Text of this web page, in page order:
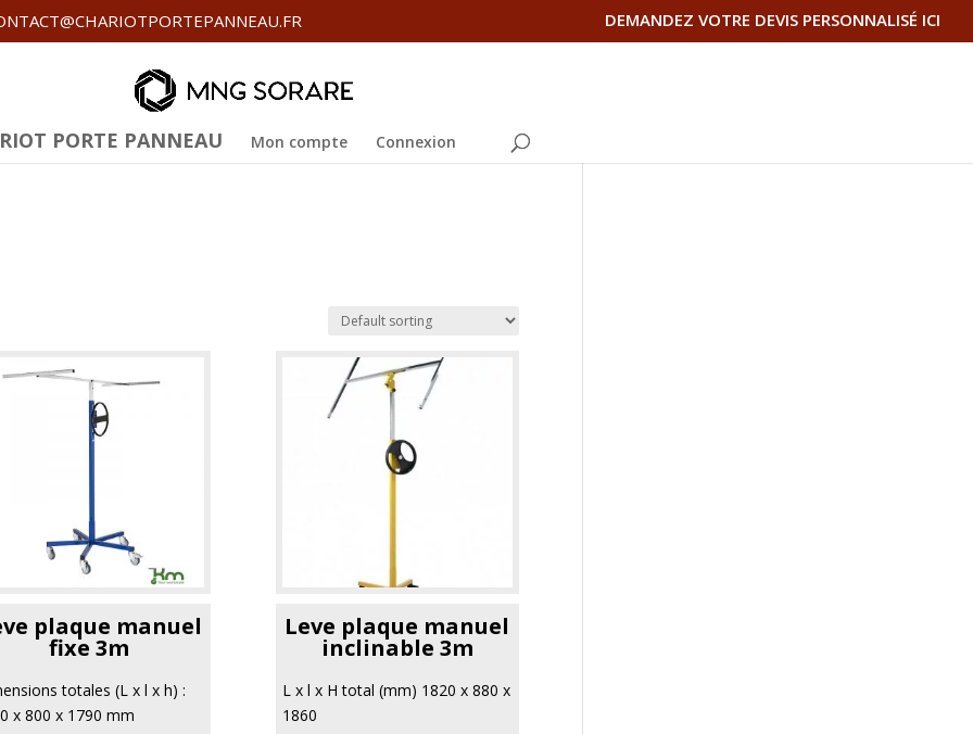
DEMANDEZ VOTRE DEVIS PERSONNALISÉ ICI
PORTE PANNEAU Mon compte Connexion
plaque manuel
fixe 3m
totales (L x l x h) :
x 800 x 1790 mm
Leve plaque manuel
inclinable 3m
L x l x H total (mm) 1820 x 880 x
1860